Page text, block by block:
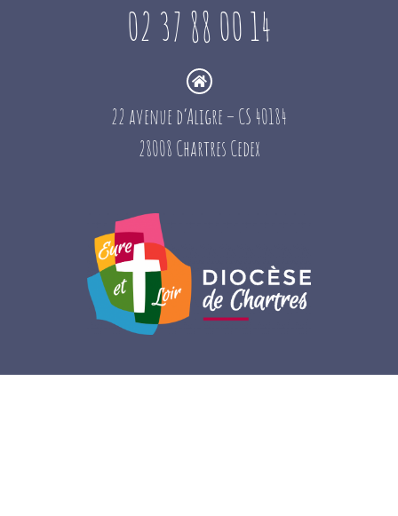
02 37 88 00 14
22 avenue d’Aligre – CS 40184
28008 Chartres Cedex